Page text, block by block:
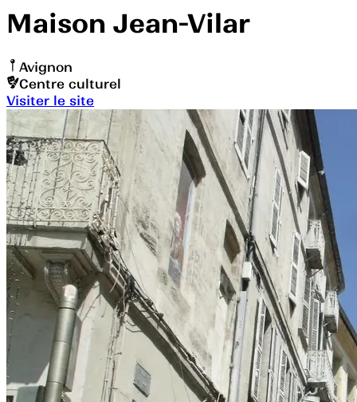
Maison Jean-Vilar
Avignon
Centre culturel
Visiter le site